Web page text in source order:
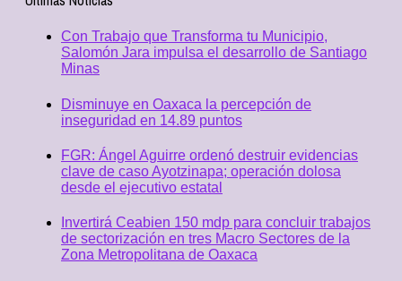
Con Trabajo que Transforma tu Municipio,
Salomón Jara impulsa el desarrollo de Santiago
Minas
Disminuye en Oaxaca la percepción de
inseguridad en 14.89 puntos
FGR: Ángel Aguirre ordenó destruir evidencias
clave de caso Ayotzinapa; operación dolosa
desde el ejecutivo estatal
Invertirá Ceabien 150 mdp para concluir trabajos
de sectorización en tres Macro Sectores de la
Zona Metropolitana de Oaxaca